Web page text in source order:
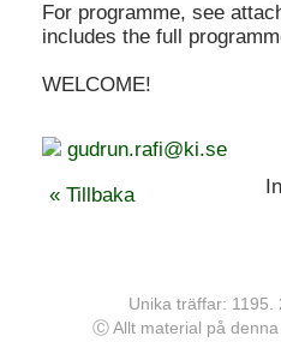
For programme, see
includes the full
WELCOME!
gudrun.rafi@ki.se
« Tillbaka
Unika träffar: 1195.
Ⓒ Allt material på